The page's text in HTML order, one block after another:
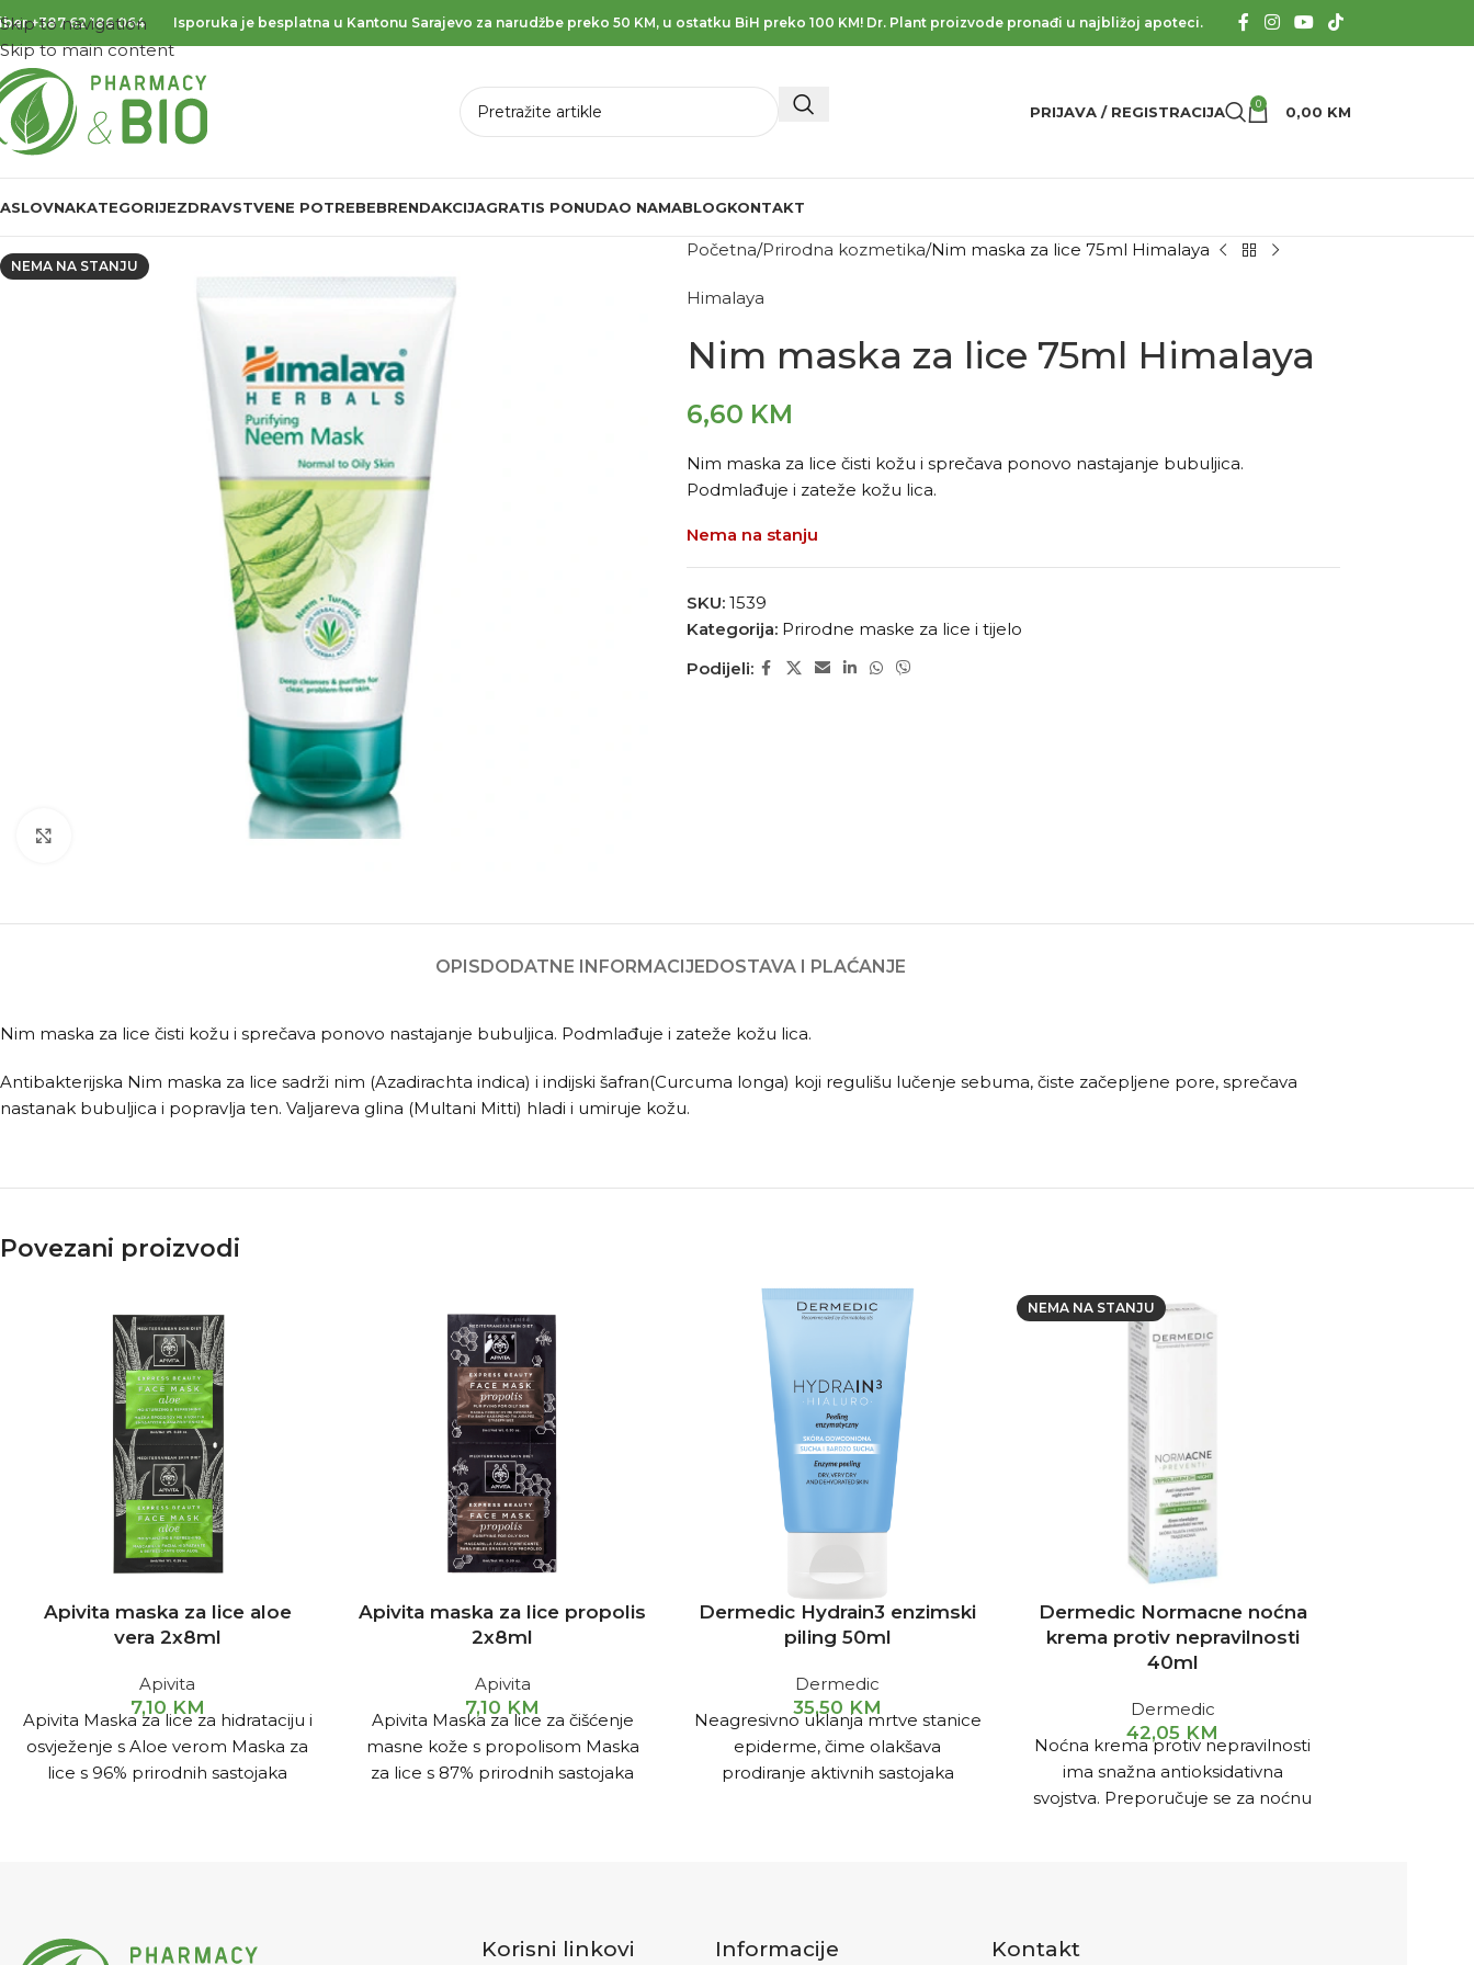
Skip to navigation
Skip to main content
+387 62 186 064 Isporuka je besplatna u Kantonu Sarajevo za narudžbe preko 50 KM, u ostatku BiH preko 100 KM! Dr. Plant proizvode pronađi u najbližoj apoteci.
PRIJAVA / REGISTRACIJA 0 0,00 KM
KATEGORIJEZDRAVSTVENE POTREBEBRENDAKCIJAGRATIS PONUDAO NAMABLOGKONTAKT
NEMA NA STANJU
Početna Prirodna kozmetika Nim maska za lice 75ml Himalaya
Himalaya
Nim maska za lice 75ml Himalaya
6,60 KM
Nim maska za lice čisti kožu i sprečava ponovo nastajanje bubuljica.
Podmlađuje i zateže kožu lica.
Nema na stanju
SKU: 1539
Kategorija: Prirodne maske za lice i tijelo
Podijeli:
OPISDODATNE INFORMACIJEDOSTAVA I PLAĆANJE
Nim maska za lice čisti kožu i sprečava ponovo nastajanje bubuljica. Podmlađuje i zateže kožu lica.
Antibakterijska Nim maska za lice sadrži nim (Azadirachta indica) i indijski šafran(Curcuma longa) koji regulišu lučenje sebuma, čiste začepljene pore, sprečava
nastanak bubuljica i popravlja ten. Valjareva glina (Multani Mitti) hladi i umiruje kožu.
Povezani proizvodi
Apivita maska za lice aloe
vera 2x8ml
Apivita
7,10 KM
Apivita Maska za lice za hidrataciju i
osvježenje s Aloe verom Maska za
lice s 96% prirodnih sastojaka
Apivita maska za lice propolis
2x8ml
Apivita
7,10 KM
Apivita Maska za lice za čišćenje
masne kože s propolisom Maska
za lice s 87% prirodnih sastojaka
Dermedic Hydrain3 enzimski
piling 50ml
Dermedic
35,50 KM
Neagresivno uklanja mrtve stanice
epiderme, čime olakšava
prodiranje aktivnih sastojaka
NEMA NA STANJU
Dermedic Normacne noćna
krema protiv nepravilnosti
40ml
Dermedic
42,05 KM
Noćna krema protiv nepravilnosti
ima snažna antioksidativna
svojstva. Preporučuje se za noćnu
Korisni linkovi Informacije Kontakt